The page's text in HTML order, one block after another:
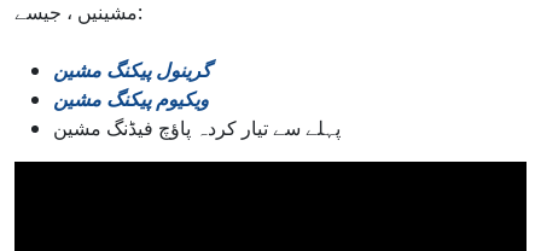
مشینیں ، جیسے:
گرینول پیکنگ مشین
ویکیوم پیکنگ مشین
پہلے سے تیار کردہ پاؤچ فیڈنگ مشین